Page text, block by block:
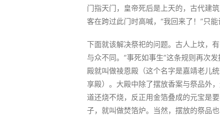
门指天门，皇帝死后是上天的，古代建
客在跨过此门时高喊，“我回来了！”只
下面就该解决祭祀的问题。古人上坟，
与众不同。“事死如事生”这条规则再次
殿就叫做祾恩殿（这个名字是嘉靖老儿
享殿）。大殿中除了摆放香案与祭品外
道还烧不烧，反正用金箔叠成的元宝是
子，就叫做焚箔炉。当然，摆放的祭品